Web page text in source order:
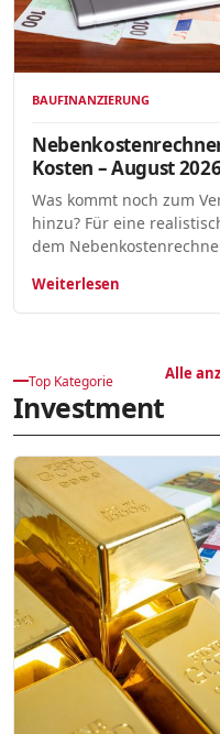
BAUFINANZIERUNG
Kosten – August
Was kommt noch zum
hinzu? Für eine
dem
Weiterlesen
Top Kategorie
Investment
Alle